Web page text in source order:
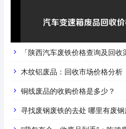
「陕西汽车废铁价格查询及回
价是什么
木纹铝废品：回收市场价格分析
铜线废品的收购价格是多少？
寻找废钢废铁的去处 哪里